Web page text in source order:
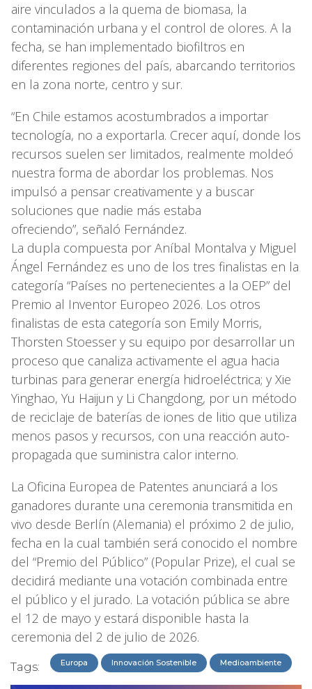
aire vinculados a la quema de biomasa, la
contaminación urbana y el control de olores. A la
fecha, se han implementado biofiltros en
diferentes regiones del país, abarcando territorios
en la zona norte, centro y sur.
“En Chile estamos acostumbrados a importar
tecnología, no a exportarla. Crecer aquí, donde los
recursos suelen ser limitados, realmente moldeó
nuestra forma de abordar los problemas. Nos
impulsó a pensar creativamente y a buscar
soluciones que nadie más estaba
ofreciendo”, señaló Fernández.
La dupla compuesta por Aníbal Montalva y Miguel
Ángel Fernández es uno de los tres finalistas en la
categoría “Países no pertenecientes a la OEP” del
Premio al Inventor Europeo 2026. Los otros
finalistas de esta categoría son Emily Morris,
Thorsten Stoesser y su equipo por desarrollar un
proceso que canaliza activamente el agua hacia
turbinas para generar energía hidroeléctrica; y Xie
Yinghao, Yu Haijun y Li Changdong, por un método
de reciclaje de baterías de iones de litio que utiliza
menos pasos y recursos, con una reacción auto-
propagada que suministra calor interno.
La Oficina Europea de Patentes anunciará a los
ganadores durante una ceremonia transmitida en
vivo desde Berlín (Alemania) el próximo 2 de julio,
fecha en la cual también será conocido el nombre
del “Premio del Público” (Popular Prize), el cual se
decidirá mediante una votación combinada entre
el público y el jurado. La votación pública se abre
el 12 de mayo y estará disponible hasta la
ceremonia del 2 de julio de 2026.
Tags: Europa Innovación Sostenible Medioambiente